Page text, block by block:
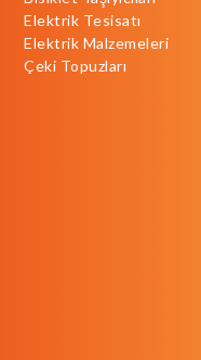
Elektrik Tesisatı
Elektrik Malzemeleri
Çeki Topuzları